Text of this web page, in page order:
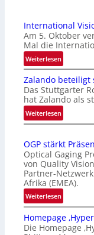
International
Am 5. Oktober
Mal die
Weiterlesen:
I
n
t
e
r
n
t
i
o
n
l
V
i
Zalando beteiligt
Das Stuttgarter
hat Zalando als
Weiterlesen:
Z
l
a
n
d
o
b
e
t
OGP stärkt
Optical Gaging
von Quality
Partner-
Afrika (EMEA).
Weiterlesen:
O
G
P
Homepage
Die Homepage